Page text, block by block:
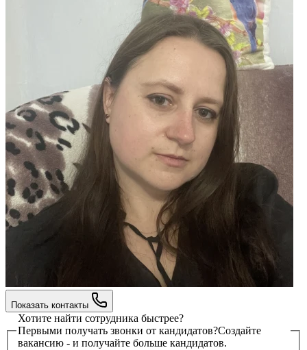
Показать контакты
Хотите найти сотрудника быстрее?
Первыми получать звонки от кандидатов?Создайте
вакансию - и получайте больше кандидатов.